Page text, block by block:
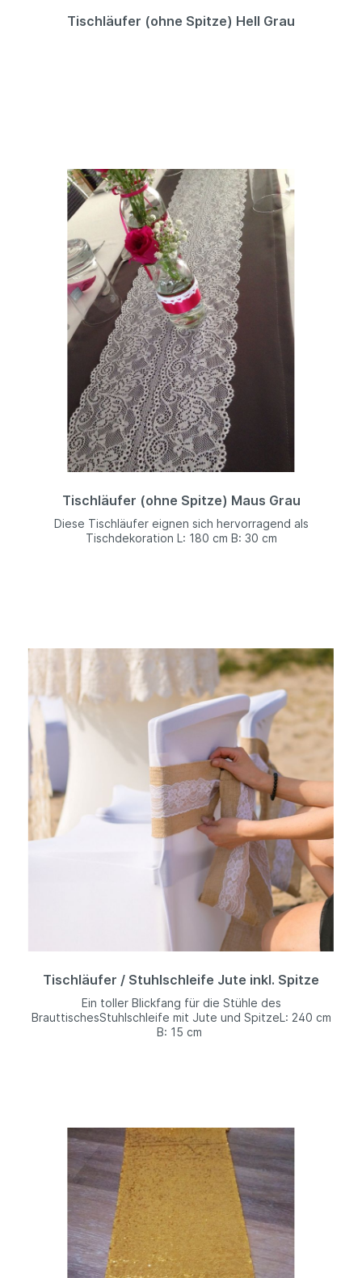
Tischläufer (ohne Spitze) Hell Grau
Tischläufer (ohne Spitze) Maus Grau
Diese Tischläufer eignen sich hervorragend als
Tischdekoration L: 180 cm B: 30 cm
Tischläufer / Stuhlschleife Jute inkl. Spitze
Ein toller Blickfang für die Stühle des
BrauttischesStuhlschleife mit Jute und SpitzeL: 240 cm
B: 15 cm